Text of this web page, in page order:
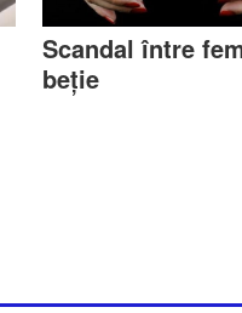
Scandal între
beție